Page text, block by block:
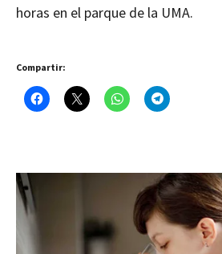
horas en el parque de la UMA.
Compartir: